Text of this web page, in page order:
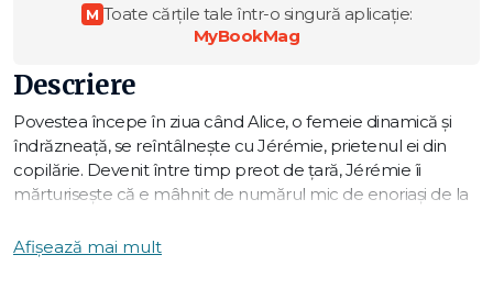
M Toate cărțile tale într-o singură aplicație:
MyBookMag
Descriere
Povestea începe în ziua când Alice, o femeie dinamică și
îndrăzneață, se reîntâlnește cu Jérémie, prietenul ei din
copilărie. Devenit între timp preot de țară, Jérémie îi
mărturisește că e mâhnit de numărul mic de enoriași de la
Deși atee, Alice își propune să-l ajute cu metodele ei de
Afișează mai mult